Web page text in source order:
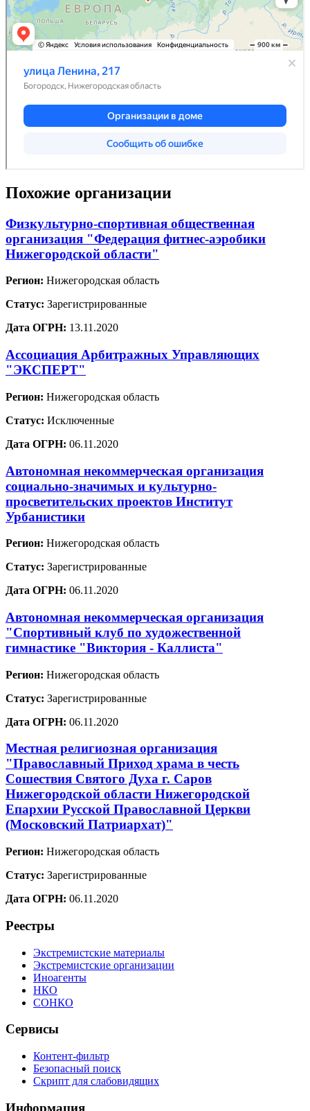
Похожие организации
Физкультурно-спортивная общественная
организация "Федерация фитнес-аэробики
Нижегородской области"
Регион: Нижегородская область
Статус: Зарегистрированные
Дата ОГРН: 13.11.2020
Ассоциация Арбитражных Управляющих
"ЭКСПЕРТ"
Регион: Нижегородская область
Статус: Исключенные
Дата ОГРН: 06.11.2020
Автономная некоммерческая организация
социально-значимых и культурно-
просветительских проектов Институт
Урбанистики
Регион: Нижегородская область
Статус: Зарегистрированные
Дата ОГРН: 06.11.2020
Автономная некоммерческая организация
"Спортивный клуб по художественной
гимнастике "Виктория - Каллиста"
Регион: Нижегородская область
Статус: Зарегистрированные
Дата ОГРН: 06.11.2020
Местная религиозная организация
"Православный Приход храма в честь
Сошествия Святого Духа г. Саров
Нижегородской области Нижегородской
Епархии Русской Православной Церкви
(Московский Патриархат)"
Регион: Нижегородская область
Статус: Зарегистрированные
Дата ОГРН: 06.11.2020
Реестры
Экстремистские материалы
Экстремистские организации
Иноагенты
НКО
СОНКО
Сервисы
Контент-фильтр
Безопасный поиск
Скрипт для слабовидящих
Информация